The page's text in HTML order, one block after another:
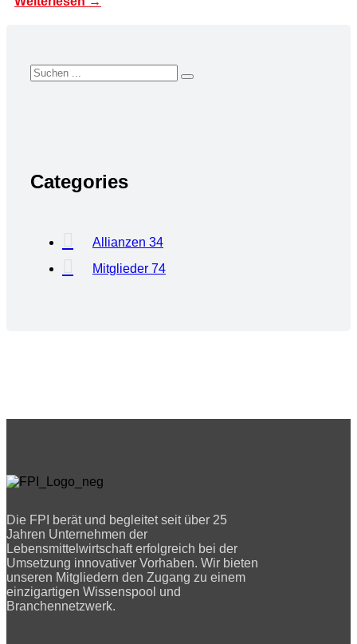
Categories
Allianzen 34
Mitglieder 74
Die FPI berät und begleitet seit über 25
Jahren Unternehmen der
Lebensmittelwirtschaft erfolgreich bei der
Umsetzung innovativer Vorhaben. Wir bieten
unseren Mitgliedern den Zugang zu einem
einzigartigen Wissenspool und
Branchennetzwerk.